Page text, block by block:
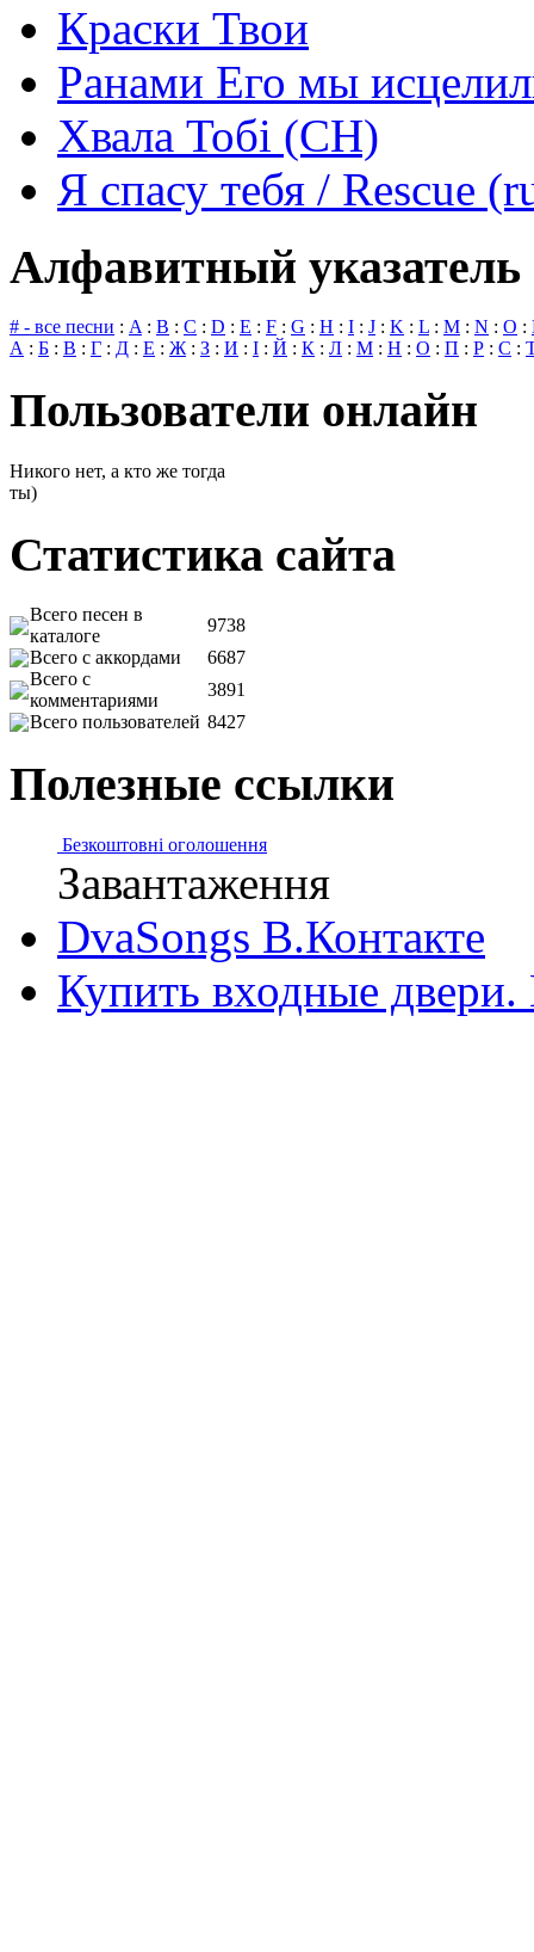
Краски Твои
Ранами Его мы
Хвала Тобі (СН)
Я спасу тебя / Rescue
Алфавитный указатель
# - все песни : A : B : C : D : E : F : G : H : I : J : K : L : M : N : O :
А : Б : В : Г : Д : Е : Ж : З : И : І : Й : К : Л : М : Н : О : П : Р : С :
Пользователи онлайн
Никого нет, а кто же тогда
ты)
Статистика сайта
Всего песен в
каталоге
9738
Всего с аккордами
6687
Всего с
комментариями
3891
Всего пользователей 8427
Полезные ссылки
Безкоштовні оголошення
Завантаження
DvaSongs В.Контакте
Купить входные двери.